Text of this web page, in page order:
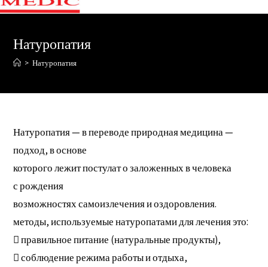
Натуропатия
> Натуропатия
Натуропатия — в переводе природная медицина —
подход, в основе
которого лежит постулат о заложенных в человека
с рождения
возможностях самоизлечения и оздоровления.
методы, используемые натуропатами для лечения это:
 правильное питание (натуральные продукты),
 соблюдение режима работы и отдыха,